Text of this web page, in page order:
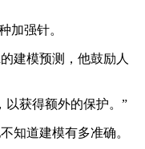
加强针。
建模预测，他鼓励人
以获得额外的保护。”
知道建模有多准确。